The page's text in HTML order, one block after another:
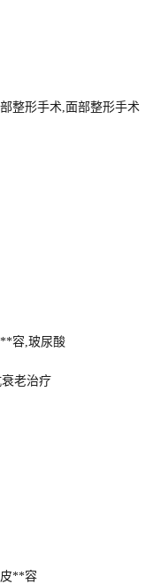
整形手术,面部整形手术
容,玻尿酸
老治疗
**容